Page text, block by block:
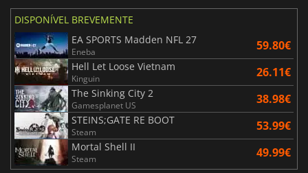
DISPONÍVEL BREVEMENTE
EA SPORTS Madden NFL 27
Eneba 59.80€
Hell Let Loose Vietnam
Kinguin 26.11€
The Sinking City 2
Gamesplanet US 38.98€
STEINS;GATE RE BOOT
Steam 53.99€
Mortal Shell II
Steam 49.99€